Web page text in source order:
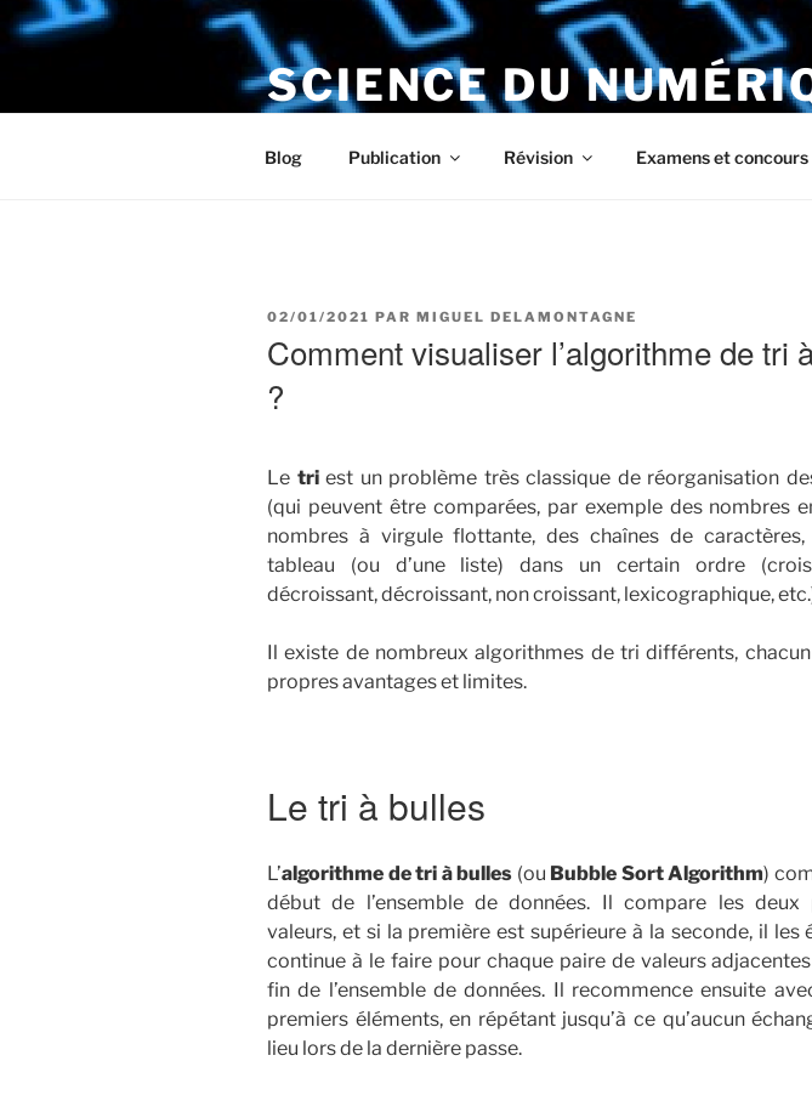
Aller
au
SCIENCE DU
Blog Publication Révision Examens et concours
PUBLIÉ
02/01/2021 PAR MIGUEL DELAMONTAGNE
Comment visualiser l’algorithme de tri
?
Le triest un problème très classique de réorganisation
(qui peuvent être comparées, par exemple des nombres
nombres à virgule flottante, des chaînes de caractères,
tableau (ou d’une liste) dans un certain ordre
décroissant, décroissant, non croissant, lexicographique,
Il existe de nombreux algorithmes de tri différents,
propres avantages et limites.
Le tri à bulles
L’algorithme de tri à bulles (ou Bubble Sort Algorithm)
début de l’ensemble de données. Il compare les deux
valeurs, et si la première est supérieure à la seconde, il les
continue à le faire pour chaque paire de valeurs adjacentes
fin de l’ensemble de données. Il recommence ensuite
premiers éléments, en répétant jusqu’à ce qu’aucun
lieu lors de la dernière passe.